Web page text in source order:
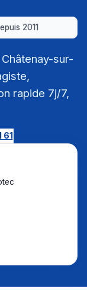
2011
sur-
rapide 7j/7,
61